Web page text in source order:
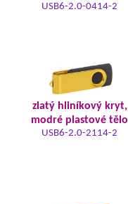
USB6-2.0-0414-2
zlatý hliníkový kryt,
modré plastové tělo
USB6-2.0-2114-2